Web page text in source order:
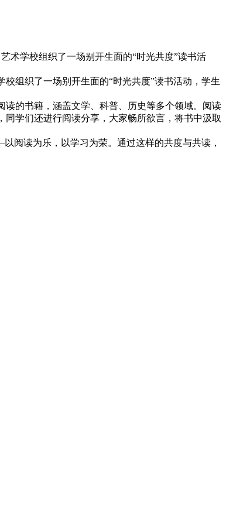
术学校组织了一场别开生面的“时光共度”读书活
组织了一场别开生面的“时光共度”读书活动，学生
的书籍，涵盖文学、科普、历史等多个领域。阅读
学们还进行阅读分享，大家畅所欲言，将书中汲取
阅读为乐，以学习为荣。通过这样的共度与共读，